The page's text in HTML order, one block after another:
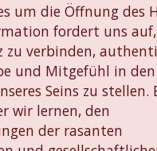
um die Öffnung des
fordert uns
zu verbinden,
und Mitgefühl in den
Seins zu stellen.
wir lernen, den
der rasanten